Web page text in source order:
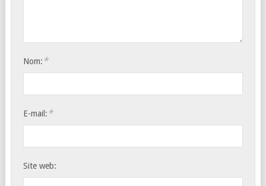
Nom: *
E-mail: *
Site web: